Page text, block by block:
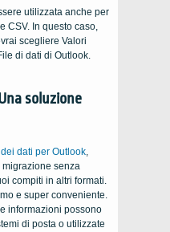
utilizzata anche per
CSV. In questo caso,
scegliere Valori
di dati di Outlook.
soluzione
dati per Outlook,
senza
compiti in altri formati.
e super conveniente.
informazioni possono
di posta o utilizzate